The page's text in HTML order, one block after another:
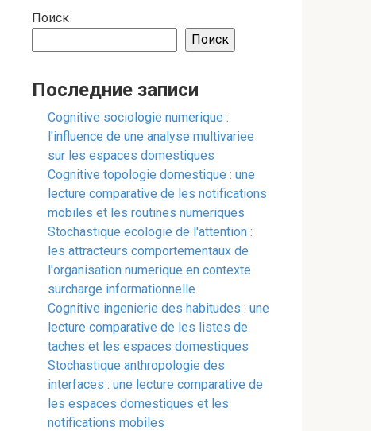
Поиск
Поиск
Последние записи
Cognitive sociologie numerique :
l'influence de une analyse multivariee
sur les espaces domestiques
Cognitive topologie domestique : une
lecture comparative de les notifications
mobiles et les routines numeriques
Stochastique ecologie de l'attention :
les attracteurs comportementaux de
l'organisation numerique en contexte
surcharge informationnelle
Cognitive ingenierie des habitudes : une
lecture comparative de les listes de
taches et les espaces domestiques
Stochastique anthropologie des
interfaces : une lecture comparative de
les espaces domestiques et les
notifications mobiles